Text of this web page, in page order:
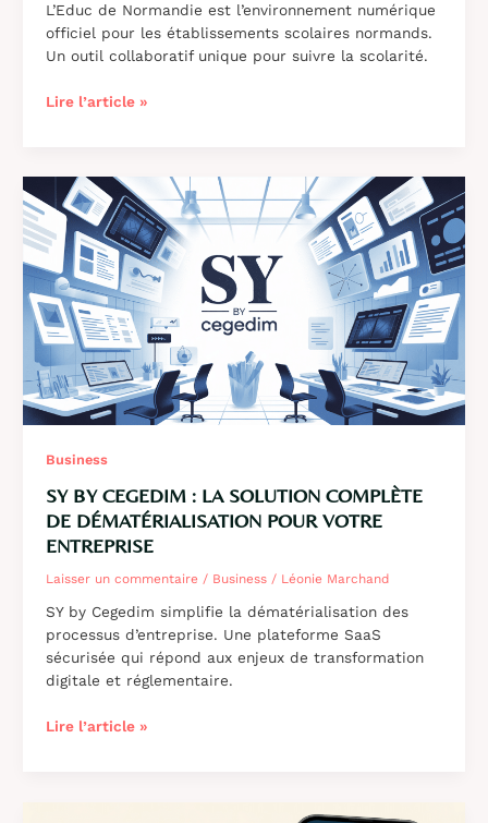
L’Educ de Normandie est l’environnement numérique
officiel pour les établissements scolaires normands.
Un outil collaboratif unique pour suivre la scolarité.
L’educ
accès
et
guide
l’ENT
normand
Lire l’article »
Business
SY BY CEGEDIM : LA SOLUTION COMPLÈTE
DE DÉMATÉRIALISATION POUR VOTRE
ENTREPRISE
Laisser un commentaire / Business/ Léonie Marchand
SY by Cegedim simplifie la dématérialisation des
processus d’entreprise. Une plateforme SaaS
sécurisée qui répond aux enjeux de transformation
digitale et réglementaire.
SY
Lire l’article »